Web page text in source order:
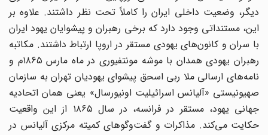
دیگر، وضعیت داخلی ایران را کاملاً تحت نظر داشتند. علاوه بر
این، مستنداتی وجود دارد که برخی رهبران و پیشوایان یهود ایران
با سران و کانون‌های یهودی مستقر در اروپا ارتباط داشتند. مکاتبه
رهبران یهودی همدان با موشه مونتفیوری در ماه مارس ۱۸۶۵م و
نامه‌های ارسالی ملا ربی اسحق پیشوای یهودیان تهران به سازمان
صهیونیستی «آلیانس اسرائیلیت اونیورسال» یعنی همان اتحادیه
جهانی یهود، مستقر در فرانسه، در سال ۱۸۶۵ از این واقعیت
حکایت می‌کند. مذاکرات و گفت‌وگوهای کمیته مرکزی آلیانس در